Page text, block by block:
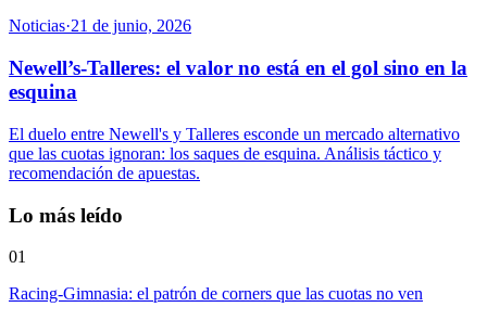
Noticias·21 de junio, 2026
Newell’s-Talleres: el valor no está en el gol sino en la
esquina
El duelo entre Newell's y Talleres esconde un mercado alternativo
que las cuotas ignoran: los saques de esquina. Análisis táctico y
recomendación de apuestas.
Lo más leído
01
Racing-Gimnasia: el patrón de corners que las cuotas no ven